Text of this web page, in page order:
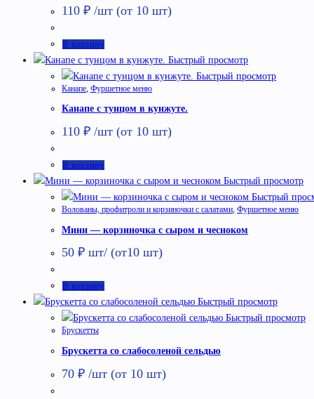
110 ₽ /шт (от 10 шт)
В корзину
Быстрый просмотр
Быстрый просмотр
Канапе, Фуршетное меню
Канапе с тунцом в кунжуте.
110 ₽ /шт (от 10 шт)
В корзину
Быстрый просмотр
Быстрый
Волованы, профитроли и корзиночки с салатами, Фуршетное меню
Мини — корзиночка с сыром и чесноком
50 ₽ шт/ (от10 шт)
В корзину
Быстрый просмотр
Быстрый просмотр
Брускетты
Брускетта со слабосоленой сельдью
70 ₽ /шт (от 10 шт)